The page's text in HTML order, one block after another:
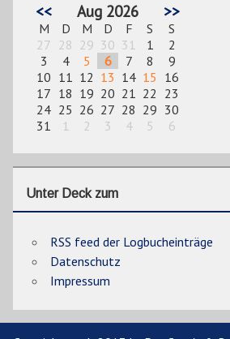
<< Aug 2026 >>
M D M D F S
S
27 28 29 30 31 1
2
3
4 5 6 7 8
9
10 11 12 13 14 15 16
17 18 19 20 21 22 23
24 25 26 27 28 29 30
31
1 2 3 4 5 6
Unter Deck zum
RSS feed der Logbucheinträge
Datenschutz
Impressum